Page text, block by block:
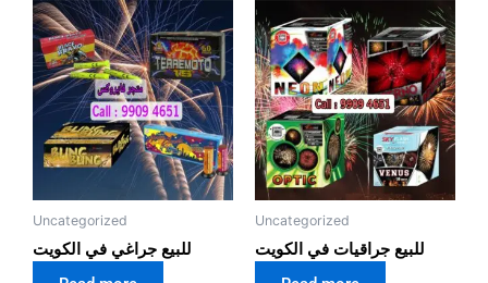
Uncategorized
للبيع جراغي في الكويت
Uncategorized
للبيع جراقيات في الكويت